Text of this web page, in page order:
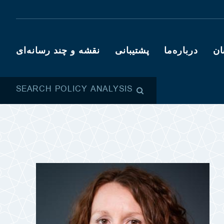
درباره‌ما پشتیبانی نقشه و چند رسانه‌ای
SEARCH POLICY ANALYSIS